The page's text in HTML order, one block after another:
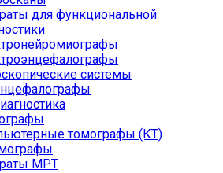
для функциональной
системы
томографы (КТ)
МРТ